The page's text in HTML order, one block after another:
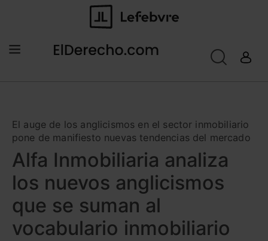
El auge de los anglicismos en el sector inmobiliario
pone de manifiesto nuevas tendencias del mercado
Alfa Inmobiliaria analiza
los nuevos anglicismos
que se suman al
vocabulario inmobiliario